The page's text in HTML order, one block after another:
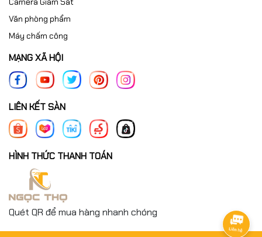
Văn phòng phẩm
Máy chấm công
MẠNG XÃ HỘI
LIÊN KẾT SÀN
HÌNH THỨC THANH TOÁN
Quét QR để mua hàng nhanh chóng